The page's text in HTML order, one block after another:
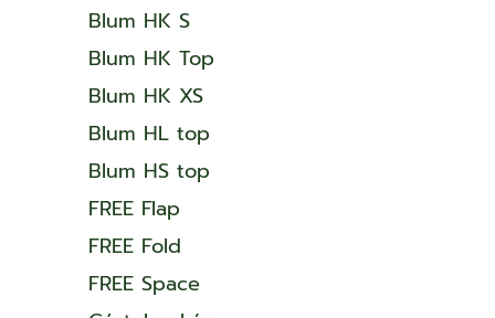
Blum HK S
Blum HK Top
Blum HK XS
Blum HL top
Blum HS top
FREE Flap
FREE Fold
FREE Space